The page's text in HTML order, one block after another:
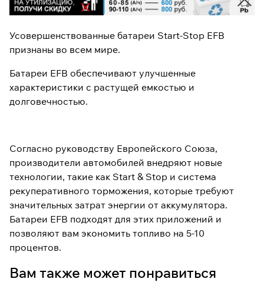
Усовершенствованные батареи Start-Stop EFB
признаны во всем мире.
Батареи EFB обеспечивают улучшенные
характеристики с растущей емкостью и
долговечностью.
Согласно руководству Европейского Союза,
производители автомобилей внедряют новые
технологии, такие как Start & Stop и система
рекуперативного торможения, которые требуют
значительных затрат энергии от аккумулятора.
Батареи EFB подходят для этих приложений и
позволяют вам экономить топливо на 5-10
процентов.
Вам также может понравиться